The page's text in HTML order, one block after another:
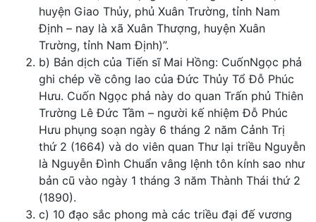
huyện Giao Thủy, phủ Xuân Trường, tỉnh Nam
Định – nay là xã Xuân Thượng, huyện Xuân
Trường, tỉnh Nam Định)”.
b) Bản dịch của Tiến sĩ Mai Hồng: CuốnNgọc phả
ghi chép về công lao của Đức Thủy Tổ Đỗ Phúc
Hưu. Cuốn Ngọc phả này do quan Trấn phủ Thiên
Trường Lê Đức Tầm – người kế nhiệm Đỗ Phúc
Hưu phụng soạn ngày 6 tháng 2 năm Cảnh Trị
thứ 2 (1664) và do viên quan Thư lại triều Nguyễn
là Nguyễn Đình Chuẩn vâng lệnh tôn kính sao như
bản cũ vào ngày 1 tháng 3 năm Thành Thái thứ 2
(1890).
c) 10 đạo sắc phong mà các triều đại đế vương